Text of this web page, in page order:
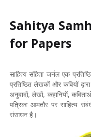
Sahitya
for Papers
साहित्य संहिता जर्नल एक
प्रतिष्ठित लेखकों और कवियों
अनुवादों, लेखों, कहानियों,
पत्रिका आमतौर पर साहित्य
संसाधन है।